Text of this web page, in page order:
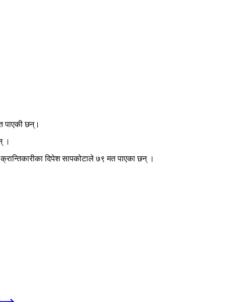
पाएकी छन्।
।
दिपेश सापकोटाले ७९ मत पाएका छन् ।